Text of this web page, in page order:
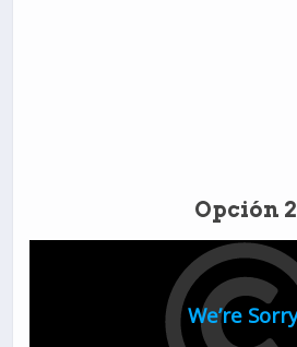
Opción 2